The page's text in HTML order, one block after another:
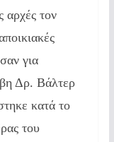
αρχές τον
για
Δρ. Βάλτερ
κατά το
του